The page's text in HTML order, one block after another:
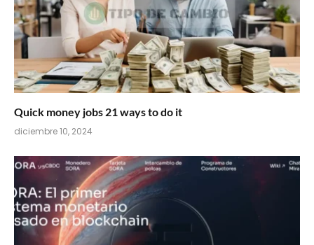
Quick money jobs 21 ways to do it
diciembre 10, 2024